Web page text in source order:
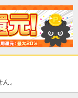
。